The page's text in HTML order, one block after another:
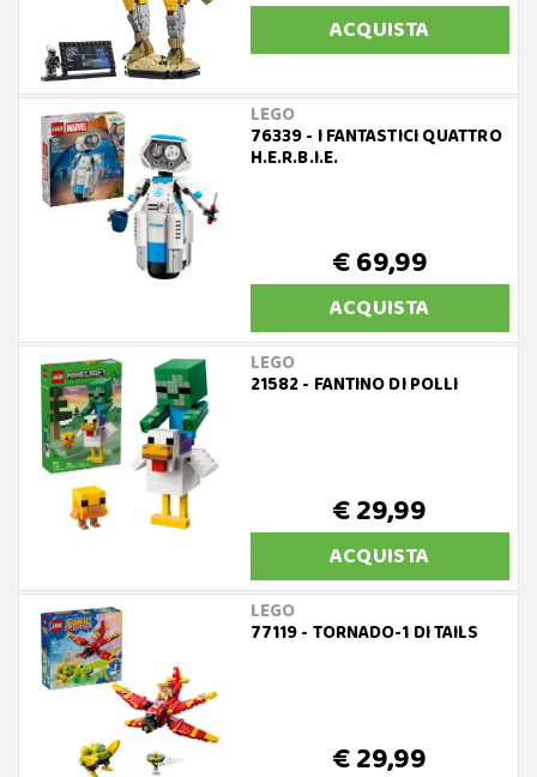
ACQUISTA
LEGO
76339 - I FANTASTICI QUATTRO
H.E.R.B.I.E.
€ 69,99
ACQUISTA
LEGO
21582 - FANTINO DI POLLI
€ 29,99
ACQUISTA
LEGO
77119 - TORNADO-1 DI TAILS
€ 29,99